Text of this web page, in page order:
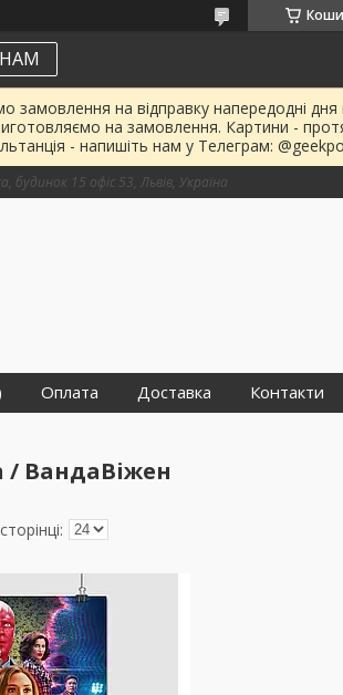
на відправку напередодні дня
на замовлення. Картини -
- напишіть нам у Телеграм:
будинок 15 офіс 53, Львів, Україна
Оплата Доставка Контакти
/ ВандаВіжен